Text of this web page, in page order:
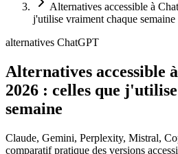
Alternatives accessible à
j'utilise vraiment chaque semaine
alternatives ChatGPT
Alternatives accessible
2026 : celles que
semaine
Claude, Gemini, Perplexity, Mistral,
comparatif pratique des versions